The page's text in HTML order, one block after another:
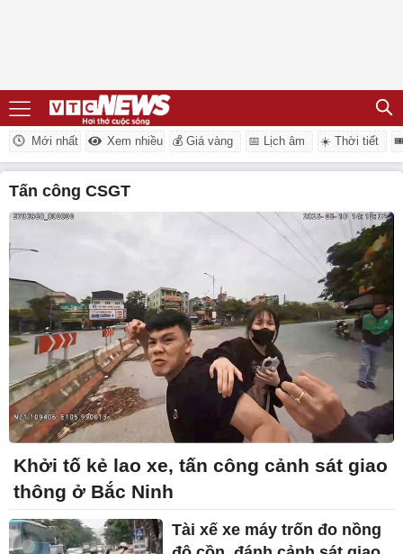
Mới nhất Xem nhiều 💰 Giá vàng 📅 Lịch âm ☀️ Thời tiết
tấn công CSGT
Khởi tố kẻ lao xe, tấn công cảnh sát giao
thông ở Bắc Ninh
Tài xế xe máy trốn đo nồng